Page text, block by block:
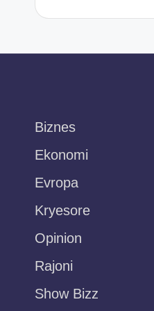
Biznes
Ekonomi
Evropa
Kryesore
Opinion
Rajoni
Show Bizz